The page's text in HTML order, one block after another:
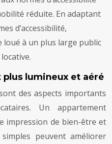
réduite. En adaptant
d’accessibilité,
loué à un plus large public
plus lumineux et aéré
des aspects importants
Un appartement
impression de bien-être et
peuvent améliorer